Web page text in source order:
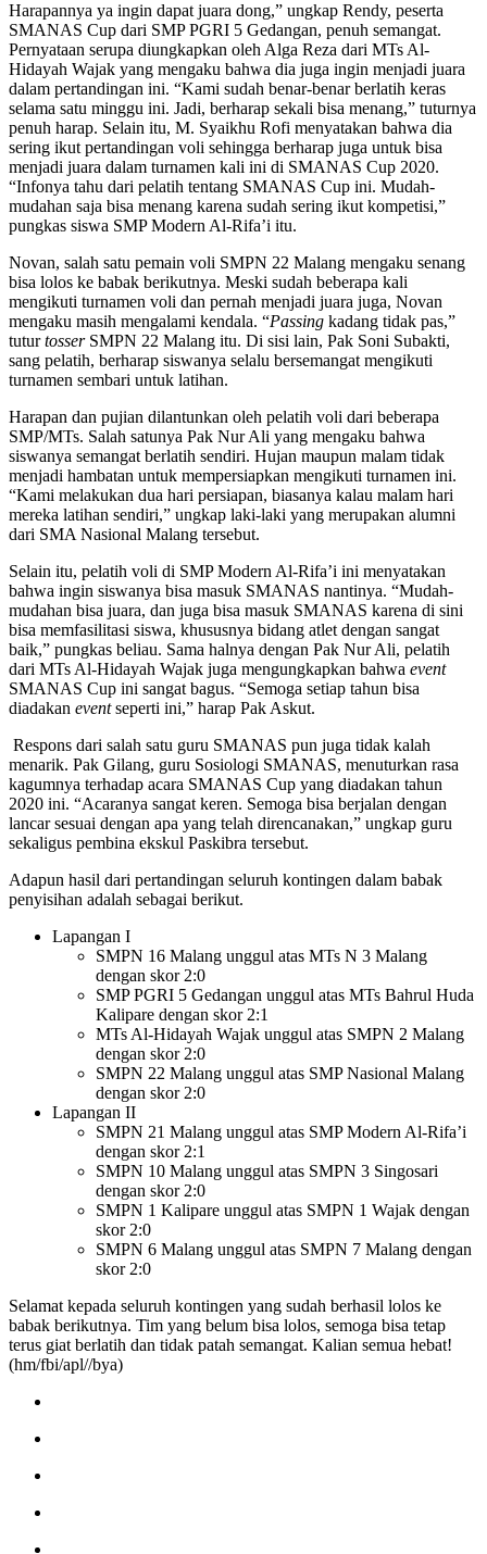
Harapannya ya ingin dapat juara dong,” ungkap Rendy, peserta
SMANAS Cup dari SMP PGRI 5 Gedangan, penuh semangat.
Pernyataan serupa diungkapkan oleh Alga Reza dari MTs Al-
Hidayah Wajak yang mengaku bahwa dia juga ingin menjadi juara
dalam pertandingan ini. “Kami sudah benar-benar berlatih keras
selama satu minggu ini. Jadi, berharap sekali bisa menang,” tuturnya
penuh harap. Selain itu, M. Syaikhu Rofi menyatakan bahwa dia
sering ikut pertandingan voli sehingga berharap juga untuk bisa
menjadi juara dalam turnamen kali ini di SMANAS Cup 2020.
“Infonya tahu dari pelatih tentang SMANAS Cup ini. Mudah-
mudahan saja bisa menang karena sudah sering ikut kompetisi,”
pungkas siswa SMP Modern Al-Rifa’i itu.
Novan, salah satu pemain voli SMPN 22 Malang mengaku senang
bisa lolos ke babak berikutnya. Meski sudah beberapa kali
mengikuti turnamen voli dan pernah menjadi juara juga, Novan
mengaku masih mengalami kendala. “Passing kadang tidak pas,”
tuturtosser SMPN 22 Malang itu. Di sisi lain, Pak Soni Subakti,
sang pelatih, berharap siswanya selalu bersemangat mengikuti
turnamen sembari untuk latihan.
Harapan dan pujian dilantunkan oleh pelatih voli dari beberapa
SMP/MTs. Salah satunya Pak Nur Ali yang mengaku bahwa
siswanya semangat berlatih sendiri. Hujan maupun malam tidak
menjadi hambatan untuk mempersiapkan mengikuti turnamen ini.
“Kami melakukan dua hari persiapan, biasanya kalau malam hari
mereka latihan sendiri,” ungkap laki-laki yang merupakan alumni
dari SMA Nasional Malang tersebut.
Selain itu, pelatih voli di SMP Modern Al-Rifa’i ini menyatakan
bahwa ingin siswanya bisa masuk SMANAS nantinya. “Mudah-
mudahan bisa juara, dan juga bisa masuk SMANAS karena di sini
bisa memfasilitasi siswa, khususnya bidang atlet dengan sangat
baik,” pungkas beliau. Sama halnya dengan Pak Nur Ali, pelatih
dari MTs Al-Hidayah Wajak juga mengungkapkan bahwa event
SMANAS Cup ini sangat bagus. “Semoga setiap tahun bisa
diadakan eventseperti ini,” harap Pak Askut.
Respons dari salah satu guru SMANAS pun juga tidak kalah
menarik. Pak Gilang, guru Sosiologi SMANAS, menuturkan rasa
kagumnya terhadap acara SMANAS Cup yang diadakan tahun
2020 ini. “Acaranya sangat keren. Semoga bisa berjalan dengan
lancar sesuai dengan apa yang telah direncanakan,” ungkap guru
sekaligus pembina ekskul Paskibra tersebut.
Adapun hasil dari pertandingan seluruh kontingen dalam babak
penyisihan adalah sebagai berikut.
Lapangan I
SMPN 16 Malang unggul atas MTs N 3 Malang
dengan skor 2:0
SMP PGRI 5 Gedangan unggul atas MTs Bahrul Huda
Kalipare dengan skor 2:1
MTs Al-Hidayah Wajak unggul atas SMPN 2 Malang
dengan skor 2:0
SMPN 22 Malang unggul atas SMP Nasional Malang
dengan skor 2:0
Lapangan II
SMPN 21 Malang unggul atas SMP Modern Al-Rifa’i
dengan skor 2:1
SMPN 10 Malang unggul atas SMPN 3 Singosari
dengan skor 2:0
SMPN 1 Kalipare unggul atas SMPN 1 Wajak dengan
skor 2:0
SMPN 6 Malang unggul atas SMPN 7 Malang dengan
skor 2:0
Selamat kepada seluruh kontingen yang sudah berhasil lolos ke
babak berikutnya. Tim yang belum bisa lolos, semoga bisa tetap
terus giat berlatih dan tidak patah semangat. Kalian semua hebat!
(hm/fbi/apl//bya)